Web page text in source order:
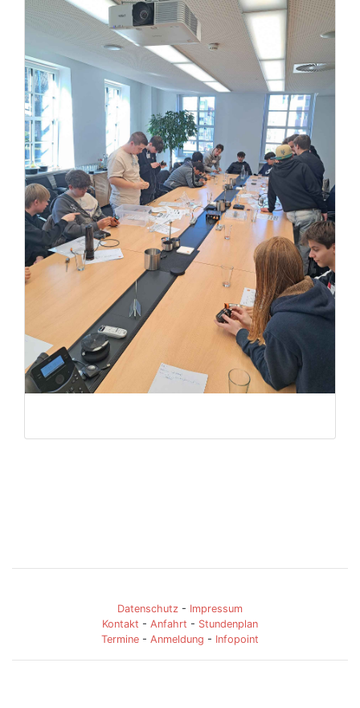
Datenschutz - Impressum
Kontakt - Anfahrt - Stundenplan
Termine - Anmeldung - Infopoint